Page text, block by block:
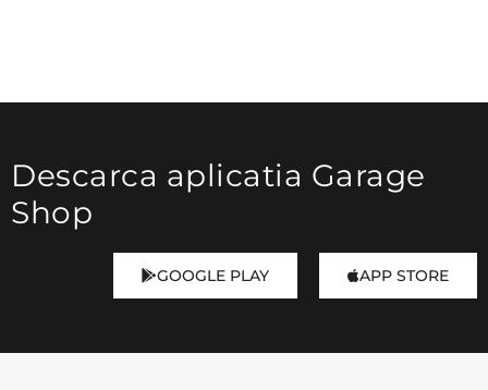
Rosu
Descarca aplicatia Garage
Shop
GOOGLE PLAY APP STORE